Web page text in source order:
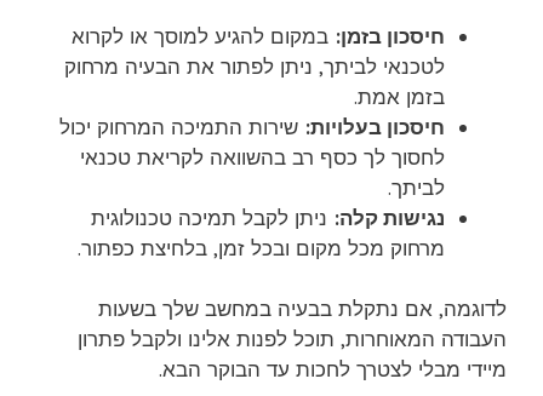
חיסכון בזמן: במקום להגיע למוסך או לקרוא
לטכנאי לביתך, ניתן לפתור את הבעיה מרחוק
בזמן אמת.
חיסכון בעלויות: שירות התמיכה המרחוק יכול
לחסוך לך כסף רב בהשוואה לקריאת טכנאי
לביתך.
נגישות קלה: ניתן לקבל תמיכה טכנולוגית
מרחוק מכל מקום ובכל זמן, בלחיצת כפתור.
לדוגמה, אם נתקלת בבעיה במחשב שלך בשעות
העבודה המאוחרות, תוכל לפנות אלינו ולקבל פתרון
מיידי מבלי לצטרך לחכות עד הבוקר הבא.